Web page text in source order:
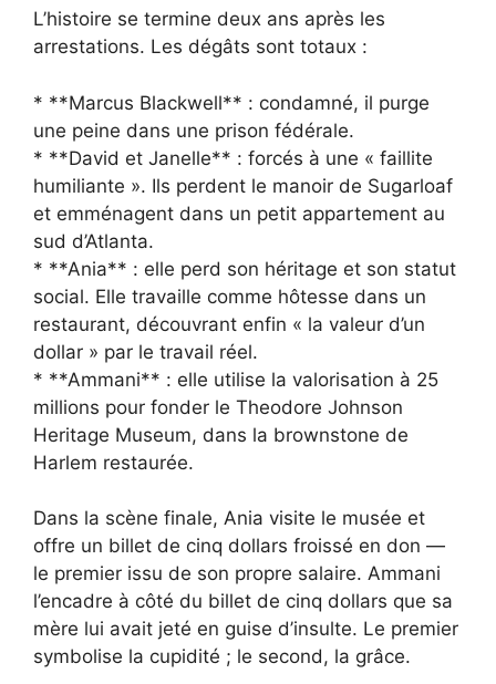
L’histoire se termine deux ans après les
arrestations. Les dégâts sont totaux :
* **Marcus Blackwell** : condamné, il purge
une peine dans une prison fédérale.
* **David et Janelle** : forcés à une « faillite
humiliante ». Ils perdent le manoir de Sugarloaf
et emménagent dans un petit appartement au
sud d’Atlanta.
* **Ania** : elle perd son héritage et son statut
social. Elle travaille comme hôtesse dans un
restaurant, découvrant enfin « la valeur d’un
dollar » par le travail réel.
* **Ammani** : elle utilise la valorisation à 25
millions pour fonder le Theodore Johnson
Heritage Museum, dans la brownstone de
Harlem restaurée.
Dans la scène finale, Ania visite le musée et
offre un billet de cinq dollars froissé en don —
le premier issu de son propre salaire. Ammani
l’encadre à côté du billet de cinq dollars que sa
mère lui avait jeté en guise d’insulte. Le premier
symbolise la cupidité ; le second, la grâce.